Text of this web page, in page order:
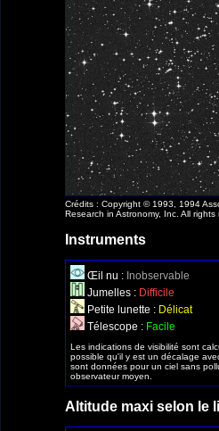
Crédits : Copyright © 1993, 1994
Research in Astronomy, Inc. All rights
Instruments
Œil nu : Inobservable
Jumelles : Difficile
Petite lunette : Délicat
Télescope : Facile
Les indications de visibilité sont
possible qu'il y est un décalage
sont données pour un ciel sans
observateur moyen.
Altitude maxi selon le